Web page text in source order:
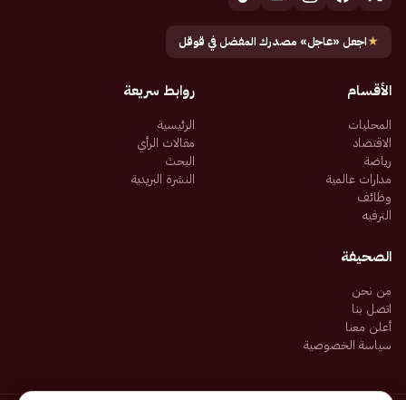
★اجعل «عاجل» مصدرك المفضل في قوقل
الأقسام
المحليات
الاقتصاد
رياضة
مدارات عالمية
وظائف
الترفيه
روابط سريعة
الرئيسية
مقالات الرأي
البحث
النشرة البريدية
الصحيفة
من نحن
اتصل بنا
أعلن معنا
سياسة الخصوصية